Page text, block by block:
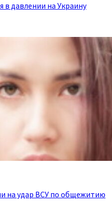
давлении на Украину
на удар ВСУ по общежитию